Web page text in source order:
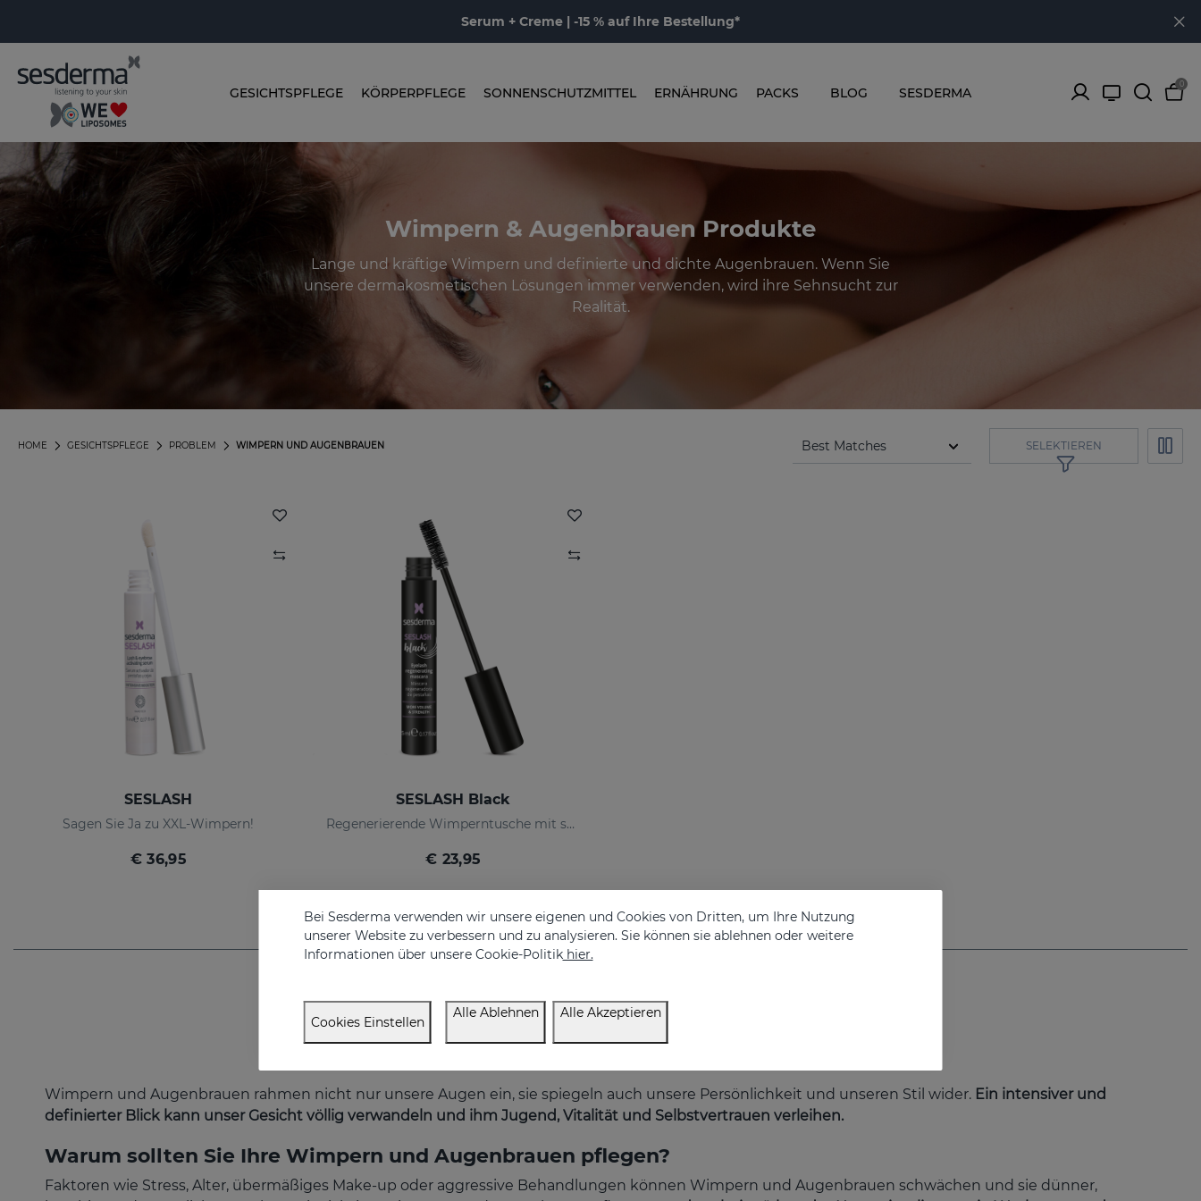
Serum + Creme | -15 % auf Ihre Bestellung*
GESICHTSPFLEGE KÖRPERPFLEGE SONNENSCHUTZMITTEL ERNÄHRUNG PACKS BLOG SESDERMA
0
Wimpern & Augenbrauen Produkte
Lange und kräftige Wimpern und definierte und dichte Augenbrauen. Wenn Sie
unsere dermakosmetischen Lösungen immer verwenden, wird ihre Sehnsucht zur
Realität.
WIMPERN UND AUGENBRAUEN
PROBLEM
GESICHTSPFLEGE
HOME
SESLASH
Sagen Sie Ja zu XXL-Wimpern!
€ 36,95
SESLASH Black
Regenerierende Wimperntusche mit schwarzen Pigmenten
€ 23,95
Wimpern und Augenbrauen rahmen nicht nur unsere Augen ein, sie spiegeln auch unsere Persönlichkeit und unseren Stil wider. Ein intensiver und
definierter Blick kann unser Gesicht völlig verwandeln und ihm Jugend, Vitalität und Selbstvertrauen verleihen.
Warum sollten Sie Ihre Wimpern und Augenbrauen pflegen?
Faktoren wie Stress, Alter, übermäßiges Make-up oder aggressive Behandlungen können Wimpern und Augenbrauen schwächen und sie dünner,
Bei Sesderma verwenden wir unsere eigenen und Cookies von Dritten, um Ihre Nutzung
unserer Website zu verbessern und zu analysieren. Sie können sie ablehnen oder weitere
Informationen über unsere Cookie-Politikhier.
Cookies Einstellen
Alle Ablehnen Alle Akzeptieren